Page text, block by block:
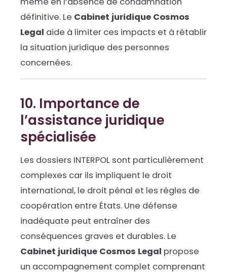
définitive. Le Cabinet juridique Cosmos
Legal aide à limiter ces impacts et à rétablir
la situation juridique des personnes
concernées.
10. Importance de
l’assistance juridique
spécialisée
Les dossiers INTERPOL sont particulièrement
complexes car ils impliquent le droit
international, le droit pénal et les règles de
coopération entre États. Une défense
inadéquate peut entraîner des
conséquences graves et durables. Le
Cabinet juridique Cosmos Legal propose
un accompagnement complet comprenant